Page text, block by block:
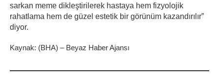
sarkan meme dikleştirilerek hastaya hem fizyolojik
rahatlama hem de güzel estetik bir görünüm kazandırılır”
diyor.
Kaynak: (BHA) – Beyaz Haber Ajansı